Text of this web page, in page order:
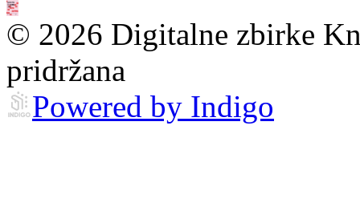
© 2026 Digitalne zbirke
pridržana
Powered by Indigo